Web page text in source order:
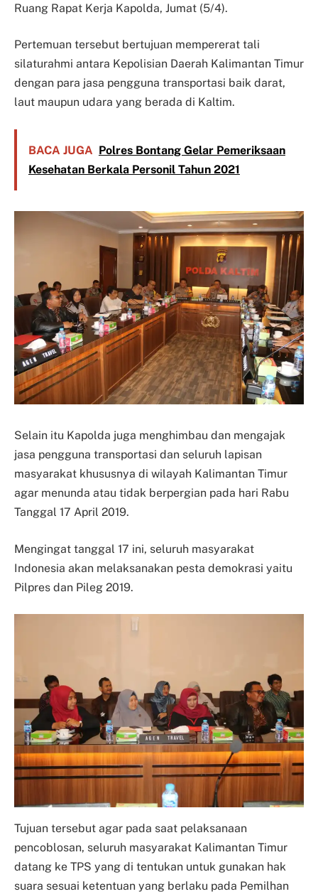
Ruang Rapat Kerja Kapolda, Jumat (5/4).
Pertemuan tersebut bertujuan mempererat tali
silaturahmi antara Kepolisian Daerah Kalimantan Timur
dengan para jasa pengguna transportasi baik darat,
laut maupun udara yang berada di Kaltim.
BACA JUGA Polres Bontang Gelar Pemeriksaan
Kesehatan Berkala Personil Tahun 2021
Selain itu Kapolda juga menghimbau dan mengajak
jasa pengguna transportasi dan seluruh lapisan
masyarakat khususnya di wilayah Kalimantan Timur
agar menunda atau tidak berpergian pada hari Rabu
Tanggal 17 April 2019.
Mengingat tanggal 17 ini, seluruh masyarakat
Indonesia akan melaksanakan pesta demokrasi yaitu
Pilpres dan Pileg 2019.
Tujuan tersebut agar pada saat pelaksanaan
pencoblosan, seluruh masyarakat Kalimantan Timur
datang ke TPS yang di tentukan untuk gunakan hak
suara sesuai ketentuan yang berlaku pada Pemilhan